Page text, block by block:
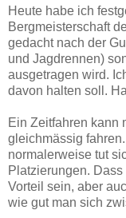
Heute habe ich
Bergmeisterschaft
gedacht nach der
und Jagdrennen)
ausgetragen wird.
davon halten soll.
Ein Zeitfahren kann
gleichmässig
normalerweise tut
Platzierungen.
Vorteil sein, aber
wie gut man sich